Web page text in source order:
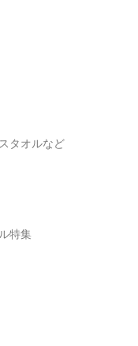
タオルなど
特集